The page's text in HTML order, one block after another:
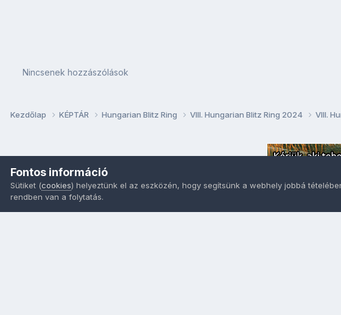
Nincsenek hozzászólások
Kezdőlap KÉPTÁR Hungarian Blitz Ring VIII. Hungarian Blitz Ring 2024 VIII.
Fontos információ
Sütiket (cookies) helyeztünk el az eszközén, hogy segítsünk a webhely jobbá
rendben van a folytatás.